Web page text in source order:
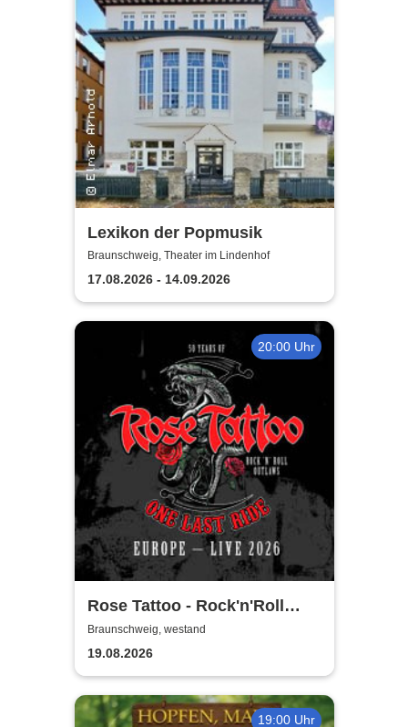
Lexikon der Popmusik
Braunschweig, Theater im Lindenhof
17.08.2026 - 14.09.2026
20:00 Uhr
Rose Tattoo - Rock'n'Roll
Outlaws – One Last Ride
Braunschweig, westand
19.08.2026
19:00 Uhr